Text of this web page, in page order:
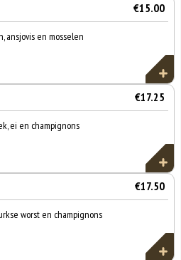
€15.00
ansjovis en mosselen
€17.25
ei en champignons
€17.50
worst en champignons